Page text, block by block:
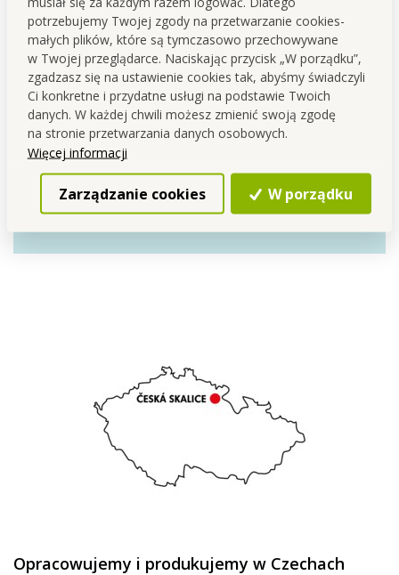
potrzebujemy Twojej zgody na przetwarzanie cookies-
małych plików, które są tymczasowo przechowywane
w Twojej przeglądarce. Naciskając przycisk „W porządku”,
zgadzasz się na ustawienie cookies tak, abyśmy świadczyli
Ci konkretne i przydatne usługi na podstawie Twoich
danych. W każdej chwili możesz zmienić swoją zgodę
na stronie przetwarzania danych osobowych.
Więcej informacji
Zarządzanie cookies W porządku
chwilę i wytrzyj do sucha. Gotowe.
Aktywna piana przylgnie do
powierzchni i dotrze do
wszystkich zakamarków
wewnątrz i na zewnątrz
toalety.
Opracowujemy i produkujemy w Czechach